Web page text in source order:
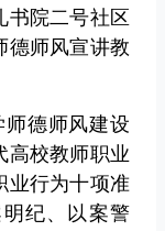
书院二号社区
德师风宣讲教
师德师风建设
高校教师职业
业行为十项准
纪、以案警